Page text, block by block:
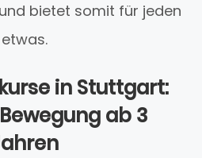
bietet somit für jeden
etwas.
in Stuttgart:
ab 3